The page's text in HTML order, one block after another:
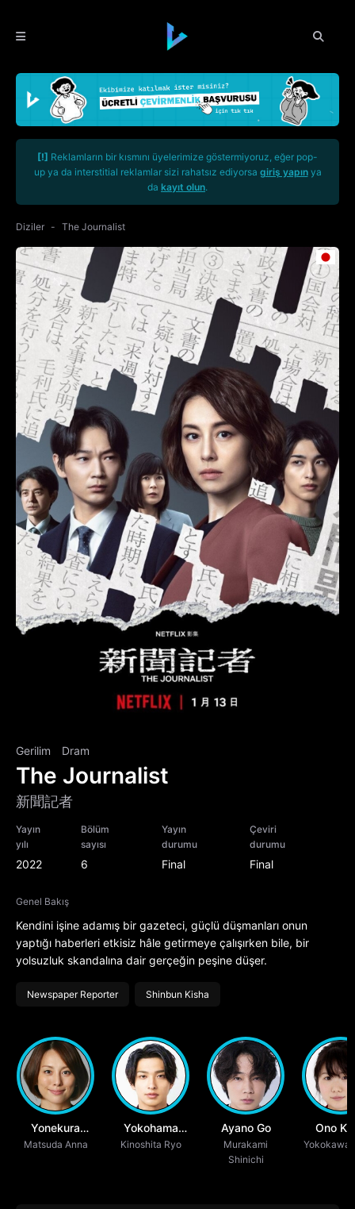
[!] Reklamların bir kısmını üyelerimize göstermiyoruz, eğer pop-
up ya da interstitial reklamlar sizi rahatsız ediyorsa giriş yapınya
da kayıt olun.
Diziler The Journalist
Gerilim Dram
The Journalist
新聞記者
Yayın
yılı
2022
Bölüm
sayısı
6
Yayın
durumu
Final
Çeviri
durumu
Final
Genel Bakış
Kendini işine adamış bir gazeteci, güçlü düşmanları onun
yaptığı haberleri etkisiz hâle getirmeye çalışırken bile, bir
yolsuzluk skandalına dair gerçeğin peşine düşer.
Newspaper Reporter Shinbun Kisha
Yonekura
Ryoko
Matsuda Anna
Yokohama
Ryusei
Kinoshita Ryo
Ayano Go
Murakami
Shinichi
Ono
Yokokawa